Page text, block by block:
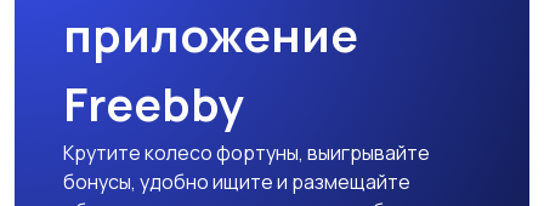
Образование и наука
приложение
Freebby
Крутите колесо фортуны, выигрывайте
бонусы, удобно ищите и размещайте